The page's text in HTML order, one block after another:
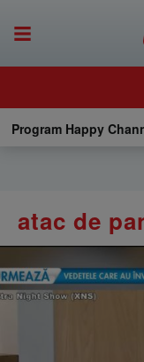
Program Happy
atac de